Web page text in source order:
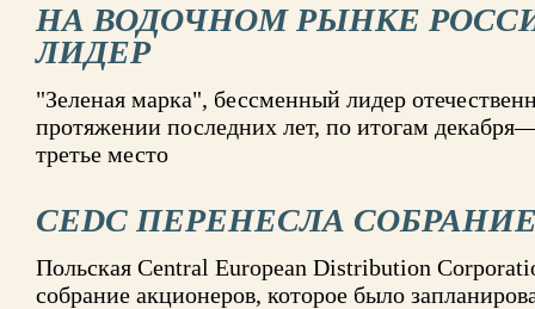
НА ВОДОЧНОМ РЫНКЕ
ЛИДЕР
"Зеленая марка", бессменный лидер
протяжении последних лет, по итогам
третье место
CEDC ПЕРЕНЕСЛА
Польская Central European Distribution
собрание акционеров, которое было